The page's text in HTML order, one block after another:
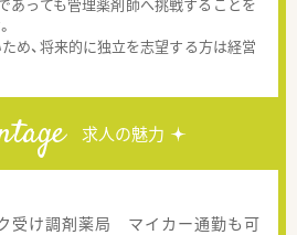
め、将来的に独立を志望する方は経営
求人の魅力
受け調剤薬局 マイカー通勤も可